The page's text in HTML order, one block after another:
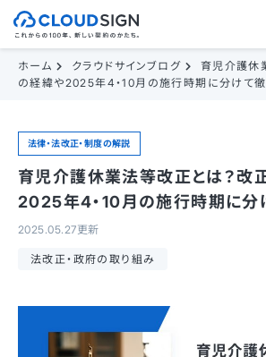
ホーム クラウドサインブログ
育児介護休
の経緯や2025年4・10月の施行時期に分けて
法律・法改正・制度の解説
育児介護休業法等改正とは？改
2025年4・10月の施行時期に分
2025.05.27更新
法改正・政府の取り組み